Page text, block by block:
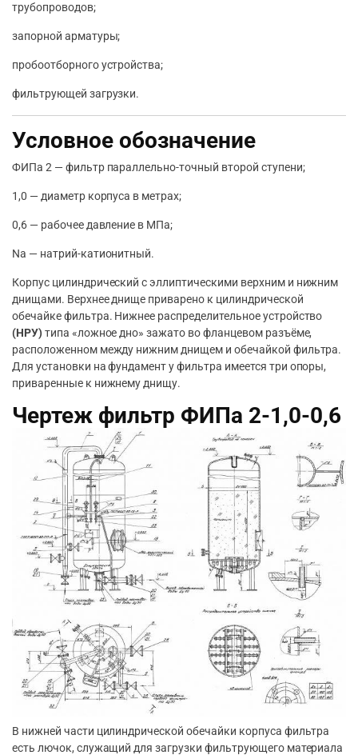
трубопроводов;
запорной арматуры;
пробоотборного устройства;
фильтрующей загрузки.
Условное обозначение
ФИПа 2 — фильтр параллельно-точный второй ступени;
1,0 — диаметр корпуса в метрах;
0,6 — рабочее давление в МПа;
Na — натрий-катионитный.
Корпус цилиндрический с эллиптическими верхним и нижним
днищами. Верхнее днище приварено к цилиндрической
обечайке фильтра. Нижнее распределительное устройство
(НРУ)типа «ложное дно» зажато во фланцевом разъёме,
расположенном между нижним днищем и обечайкой фильтра.
Для установки на фундамент у фильтра имеется три опоры,
приваренные к нижнему днищу.
Чертеж фильтр ФИПа 2-1,0-0,6
В нижней части цилиндрической обечайки корпуса фильтра
есть лючок, служащий для загрузки фильтрующего материала